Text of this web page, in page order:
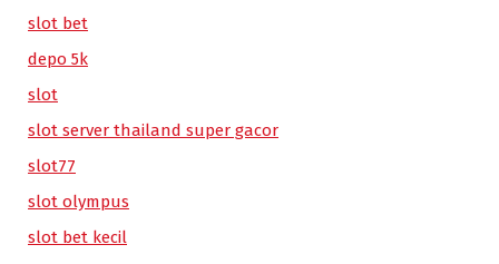
slot bet
depo 5k
slot
slot server thailand super gacor
slot77
slot olympus
slot bet kecil